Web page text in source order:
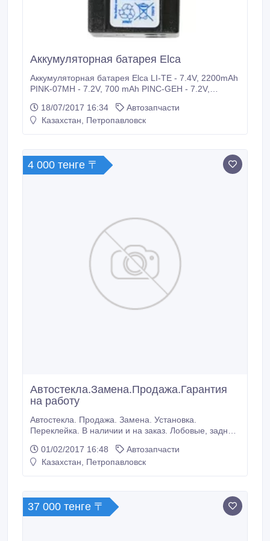
Аккумуляторная батарея Elca
Аккумуляторная батарея Elca LI-TE - 7.4V, 2200mAh
PINK-07MH - 7.2V, 700 mAh PINC-GEH - 7.2V,
регионам России и странам СНГ!.
18/07/2017 16:34
Автозапчасти
Казахстан, Петропавловск
4 000 тенге 〒
Автостекла.Замена.Продажа.Гарантия
на работу
Автостекла. Продажа. Замена. Установка.
Переклейка. В наличии и на заказ. Лобовые, задние,
Качественные материалы. Находимся по адресу
ул.Театральная 44а(за Центром Крови), бокс 2,
01/02/2017 16:48
Автозапчасти
Казахстан, Петропавловск
37 000 тенге 〒